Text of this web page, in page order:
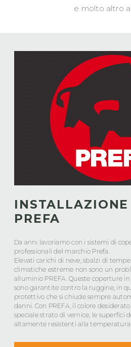
e molto altro
PREFA
Da anni lavoriamo con i sistemi di
professionali del marchio Prefa.
Elevati carichi di neve, sbalzi di
climatiche estreme non sono un
alluminio PREFA. Queste coperture
sono garantite contro la ruggine, in
protettivo che si chiude sempre
danni. Con PREFA, il colore
speciale strato di vernice, le superfici
altamente resistenti alla temperatura